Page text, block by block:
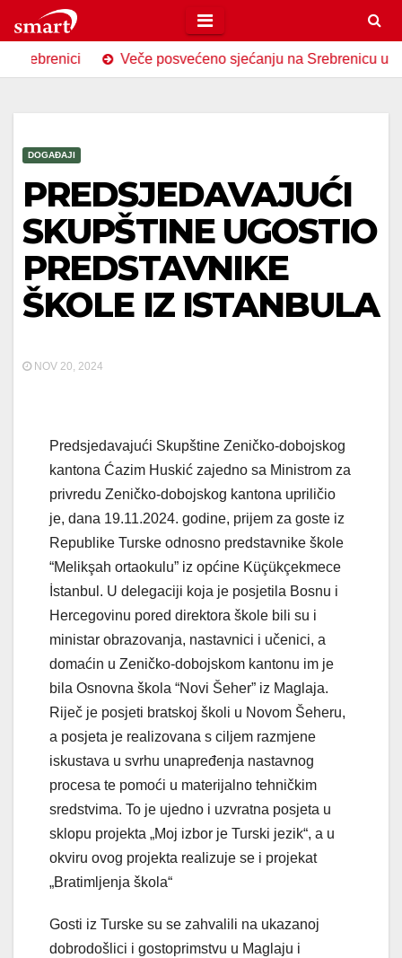
to
content
Veče posvećeno sjećanju na Srebrenicu u Općoj
DOGAĐAJI
PREDSJEDAVAJUĆI
SKUPŠTINE UGOSTIO
PREDSTAVNIKE
ŠKOLE IZ ISTANBULA
NOV 20, 2024
Predsjedavajući Skupštine Zeničko-dobojskog
kantona Ćazim Huskić zajedno sa Ministrom za
privredu Zeničko-dobojskog kantona upriličio
je, dana 19.11.2024. godine, prijem za goste iz
Republike Turske odnosno predstavnike škole
“Melikşah ortaokulu” iz općine Küçükçekmece
İstanbul. U delegaciji koja je posjetila Bosnu i
Hercegovinu pored direktora škole bili su i
ministar obrazovanja, nastavnici i učenici, a
domaćin u Zeničko-dobojskom kantonu im je
bila Osnovna škola “Novi Šeher” iz Maglaja.
Riječ je posjeti bratskoj školi u Novom Šeheru,
a posjeta je realizovana s ciljem razmjene
iskustava u svrhu unapređenja nastavnog
procesa te pomoći u materijalno tehničkim
sredstvima. To je ujedno i uzvratna posjeta u
sklopu projekta „Moj izbor je Turski jezik“, a u
okviru ovog projekta realizuje se i projekat
„Bratimljenja škola“
Gosti iz Turske su se zahvalili na ukazanoj
dobrodošlici i gostoprimstvu u Maglaju i